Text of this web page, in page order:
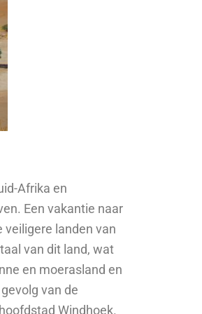
Afrika en
Een vakantie naar
landen van
van dit land, wat
en moerasland en
van de
Windhoek.